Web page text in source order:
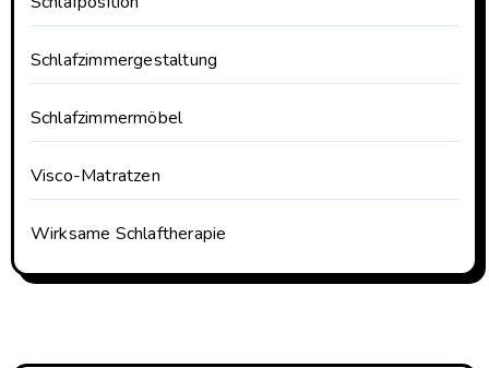
Schlafzimmergestaltung
Schlafzimmermöbel
Visco-Matratzen
Wirksame Schlaftherapie